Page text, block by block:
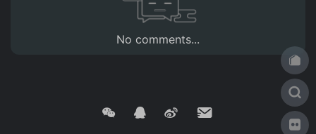
No comments...